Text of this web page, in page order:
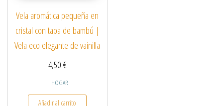
Vela aromática pequeña en
cristal con tapa de bambú |
Vela eco elegante de vainilla
4,50€
HOGAR
Añadir al carrito